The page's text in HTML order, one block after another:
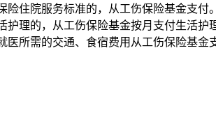
险住院服务标准的，从工伤保险基金支付。
理的，从工伤保险基金按月支付生活护
医所需的交通、食宿费用从工伤保险基金